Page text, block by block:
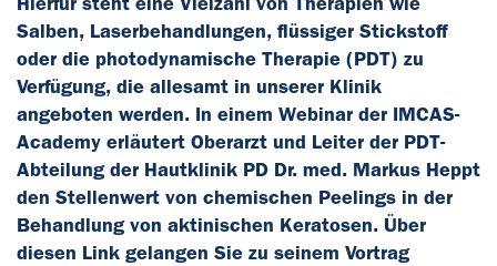
Salben, Laserbehandlungen, flüssiger Stickstoff
oder die photodynamische Therapie (PDT) zu
Verfügung, die allesamt in unserer Klinik
angeboten werden. In einem Webinar der IMCAS-
Academy erläutert Oberarzt und Leiter der PDT-
Abteilung der Hautklinik PD Dr. med. Markus Heppt
den Stellenwert von chemischen Peelings in der
Behandlung von aktinischen Keratosen. Über
diesen Link gelangen Sie zu seinem Vortrag